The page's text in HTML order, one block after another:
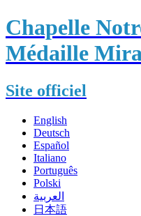
Chapelle
Médaille
Site officiel
English
Deutsch
Español
Italiano
Português
Polski
العربية
日本語